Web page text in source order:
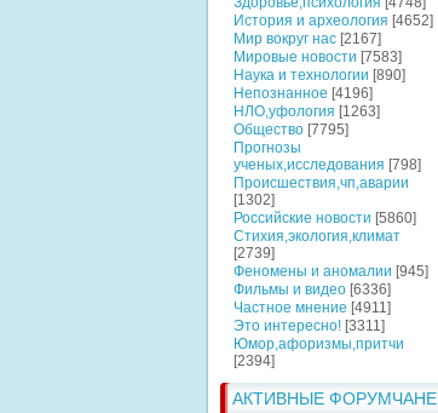
История и археология [4652]
Мир вокруг нас [2167]
Мировые новости [7583]
Наука и технологии [890]
Непознанное [4196]
НЛО,уфология [1263]
Общество [7795]
Прогнозы
ученых,исследования [798]
Происшествия,чп,аварии
[1302]
Российские новости [5860]
Стихия,экология,климат
[2739]
Феномены и аномалии [945]
Фильмы и видео [6336]
Частное мнение [4911]
Это интересно! [3311]
Юмор,афоризмы,притчи
[2394]
АКТИВНЫЕ ФОРУМЧАНЕ